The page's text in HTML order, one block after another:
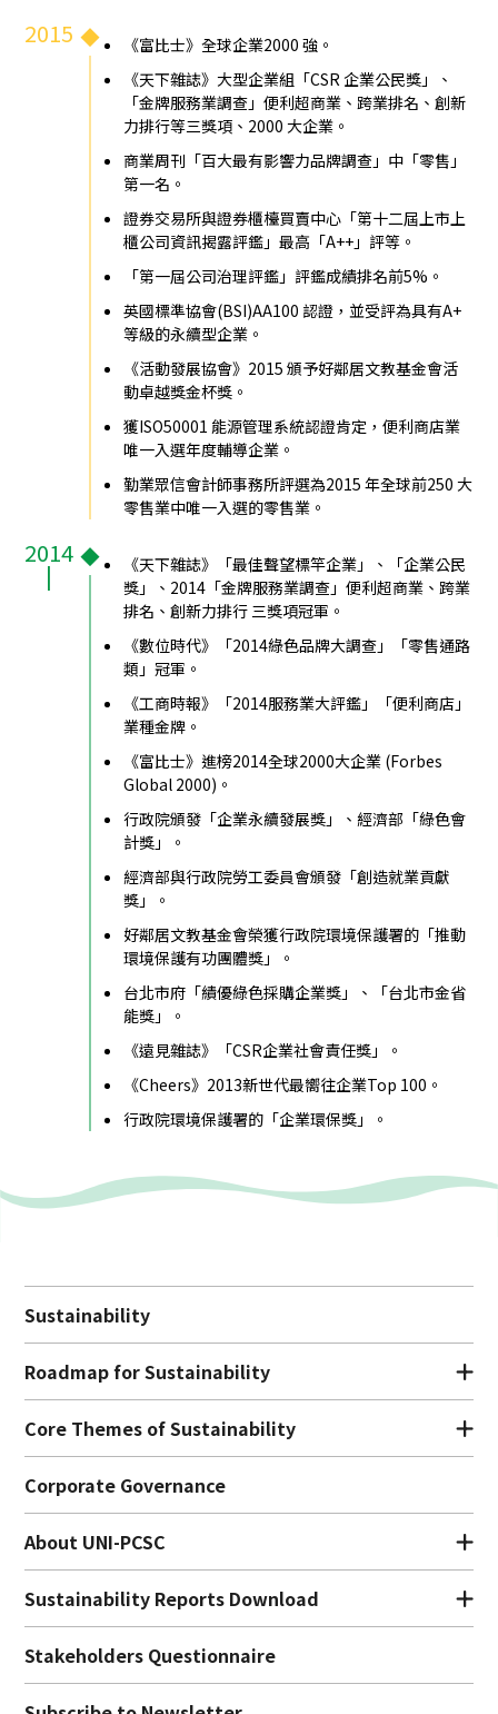
2015
《富比士》全球企業2000 強。
《天下雜誌》大型企業組「CSR 企業公民獎」、
「金牌服務業調查」便利超商業、跨業排名、創新
力排行等三獎項、2000 大企業。
商業周刊「百大最有影響力品牌調查」中「零售」
第一名。
證券交易所與證券櫃檯買賣中心「第十二屆上市上
櫃公司資訊揭露評鑑」最高「A++」評等。
「第一屆公司治理評鑑」評鑑成績排名前5%。
英國標準協會(BSI)AA100 認證，並受評為具有A+
等級的永續型企業。
《活動發展協會》2015 頒予好鄰居文教基金會活
動卓越獎金杯獎。
獲ISO50001 能源管理系統認證肯定，便利商店業
唯一入選年度輔導企業。
勤業眾信會計師事務所評選為2015 年全球前250 大
零售業中唯一入選的零售業。
2014
|
《天下雜誌》「最佳聲望標竿企業」、「企業公民
獎」、2014「金牌服務業調查」便利超商業、跨業
排名、創新力排行 三獎項冠軍。
《數位時代》「2014綠色品牌大調查」「零售通路
類」冠軍。
《工商時報》「2014服務業大評鑑」「便利商店」
業種金牌。
《富比士》進榜2014全球2000大企業 (Forbes
Global 2000)。
行政院頒發「企業永續發展獎」、經濟部「綠色會
計獎」。
經濟部與行政院勞工委員會頒發「創造就業貢獻
獎」。
好鄰居文教基金會榮獲行政院環境保護署的「推動
環境保護有功團體獎」。
台北市府「績優綠色採購企業獎」、「台北市金省
能獎」。
《遠見雜誌》「CSR企業社會責任獎」。
《Cheers》2013新世代最嚮往企業Top 100。
行政院環境保護署的「企業環保獎」。
Sustainability
Roadmap for Sustainability
Core Themes of Sustainability
Corporate Governance
About UNI-PCSC
Sustainability Reports Download
Stakeholders Questionnaire